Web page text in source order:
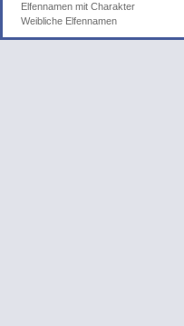
Elfennamen mit Charakter
Weibliche Elfennamen